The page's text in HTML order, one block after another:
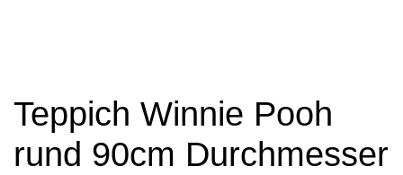
Teppich Winnie Pooh
rund 90cm Durchmesser